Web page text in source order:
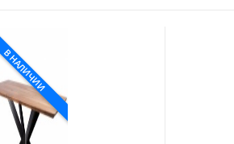
В НАЛИЧИИ